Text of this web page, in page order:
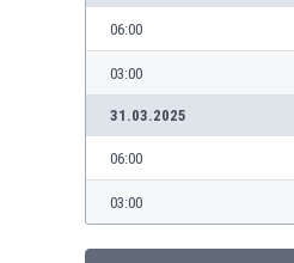
06:00
03:00
31.03.2025
06:00
03:00